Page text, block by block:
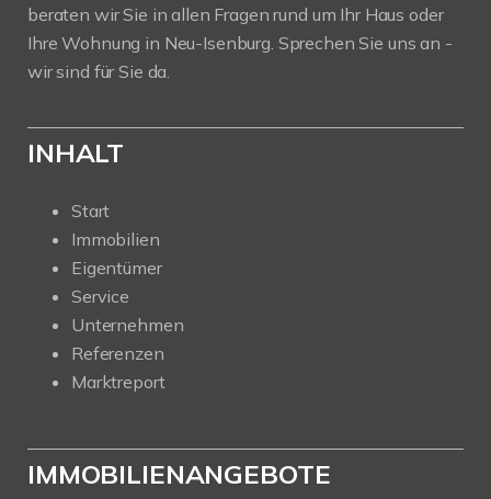
beraten wir Sie in allen Fragen rund um Ihr Haus oder
Ihre Wohnung in Neu-Isenburg. Sprechen Sie uns an -
wir sind für Sie da.
INHALT
Start
Immobilien
Eigentümer
Service
Unternehmen
Referenzen
Marktreport
IMMOBILIENANGEBOTE